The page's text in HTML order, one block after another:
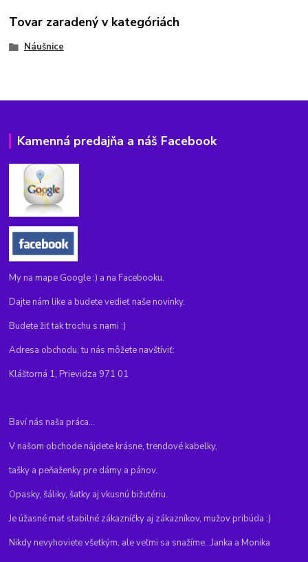
Tovar zaradený v kategóriách
Náušnice
Kamenná predajňa a náš Facebook
My na mape Google :) a na Facebooku.
Dajte nám like a budete vedieť naše novinky.
Budete žiť tak trochu s nami :)
Adresa obchodu, tu nás môžete navštíviť:
Kláštorná 1, Prievidza 971 01
Baví nás naša práca...
V našom obchode nájdete krásne, trendové kabelky,
tašky a peňaženky pre dámy a pánov.
Opasky, šáliky, šatky aj vkusnú bižutériu.
Je úžasné mať stabilné zákazníčky aj zákazníkov, mužov pribúda :)
Nikdy nevyhoviete všetkým, ale veľmi sa snažíme...Janka a Monika